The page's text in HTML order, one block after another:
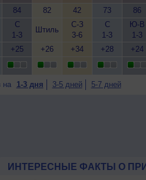
84
С
1-3
+25
82
Штиль
+26
42
С-З
3-6
+34
73
С
1-3
+28
86
Ю-В
1-3
+24
на 1-3 дня 3-5 дней 5-7 дней
ИНТЕРЕСНЫЕ ФАКТЫ О